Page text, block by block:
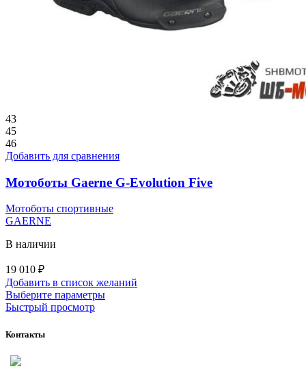
43
45
46
Добавить для сравнения
Мотоботы Gaerne G-Evolution Five
Мотоботы спортивные
GAERNE
В наличии
19 010 ₽
Добавить в список желаний
Выберите параметрыЭтот
Быстрый просмотр
Контакты